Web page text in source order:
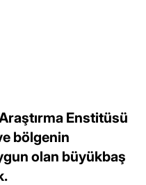
Enstitüsü
bölgenin
olan büyükbaş